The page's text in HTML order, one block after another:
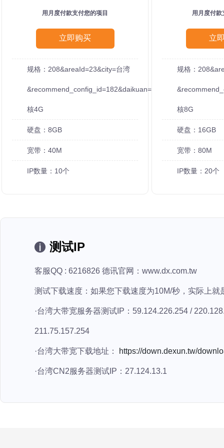
用月度付款支付您的项目
立即购买
规格：208&areaId=23&city=台湾
&recommend_config_id=182&daikuan=10
核4G
硬盘：8GB
宽带：40M
IP数量：10个
用月度付款
立
规格：
核8G
硬盘：16GB
宽带：80M
IP数量：20个
测试IP
客服QQ : 6216826 德讯官网：www.dx.com.tw
测试下载速度：如果您下载速度为10M/秒，实际上就
·台湾大带宽服务器测试IP：59.124.226.254 /
211.75.157.254
·台湾大带宽下载地址： https://down.dexun.tw/
·台湾CN2服务器测试IP：27.124.13.1